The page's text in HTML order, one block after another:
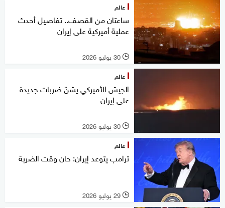
عالم
ساعتان من القصف.. تفاصيل أحدث
عملية أميركية على إيران
l 30 يوليو 2026
عالم
الجيش الأميركي يشنّ ضربات جديدة
على إيران
l 30 يوليو 2026
عالم
ترامب يتوعد إيران: حان وقت الضربة
l 29 يوليو 2026